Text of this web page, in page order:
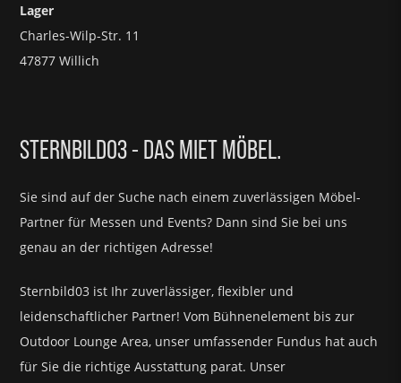
Lager
Charles-Wilp-Str. 11
47877 Willich
STERNBILD03 - DAS MIET MÖBEL.
Sie sind auf der Suche nach einem zuverlässigen Möbel-
Partner für Messen und Events? Dann sind Sie bei uns
genau an der richtigen Adresse!
Sternbild03 ist Ihr zuverlässiger, flexibler und
leidenschaftlicher Partner! Vom Bühnenelement bis zur
Outdoor Lounge Area, unser umfassender Fundus hat auch
für Sie die richtige Ausstattung parat. Unser